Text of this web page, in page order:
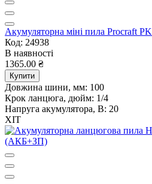
Акумуляторна міні пила Procraft
Код: 24938
В наявності
1365.00 ₴
Купити
Довжина шини, мм: 100
Крок ланцюга, дюйм: 1/4
Напруга акумулятора, В: 20
ХІТ